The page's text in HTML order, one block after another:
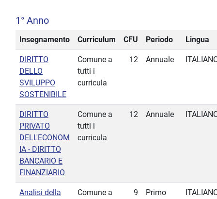
1° Anno
Insegnamento Curriculum CFU Periodo Lingua
DIRITTO
DELLO
SVILUPPO
SOSTENIBILE
Comune a
tutti i
curricula
12 Annuale
DIRITTO
PRIVATO
DELL'ECONOM
IA - DIRITTO
BANCARIO E
FINANZIARIO
Comune a
tutti i
curricula
12 Annuale
Analisi della
Comune a
9
Primo